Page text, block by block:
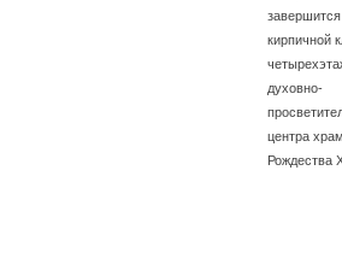
кирпичной
духовно-
центра
Рождества